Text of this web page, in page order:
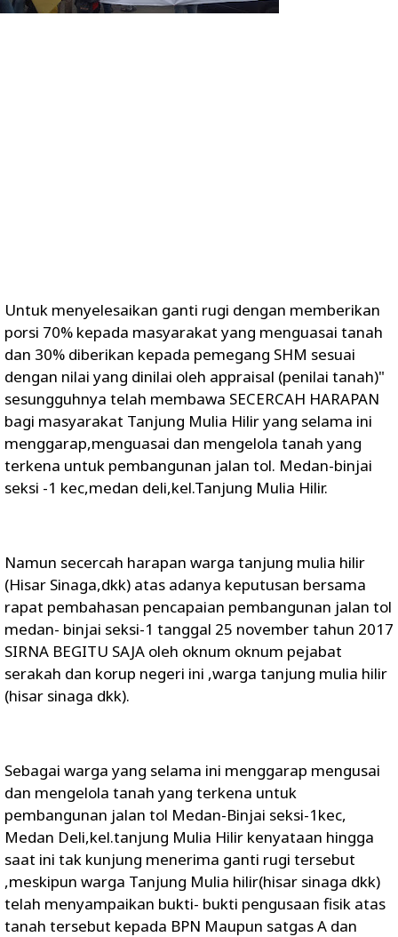
Untuk menyelesaikan ganti rugi dengan memberikan
porsi 70% kepada masyarakat yang menguasai tanah
dan 30% diberikan kepada pemegang SHM sesuai
dengan nilai yang dinilai oleh appraisal (penilai tanah)"
sesungguhnya telah membawa SECERCAH HARAPAN
bagi masyarakat Tanjung Mulia Hilir yang selama ini
menggarap,menguasai dan mengelola tanah yang
terkena untuk pembangunan jalan tol. Medan-binjai
seksi -1 kec,medan deli,kel.Tanjung Mulia Hilir.
Namun secercah harapan warga tanjung mulia hilir
(Hisar Sinaga,dkk) atas adanya keputusan bersama
rapat pembahasan pencapaian pembangunan jalan tol
medan- binjai seksi-1 tanggal 25 november tahun 2017
SIRNA BEGITU SAJA oleh oknum oknum pejabat
serakah dan korup negeri ini ,warga tanjung mulia hilir
(hisar sinaga dkk).
Sebagai warga yang selama ini menggarap mengusai
dan mengelola tanah yang terkena untuk
pembangunan jalan tol Medan-Binjai seksi-1kec,
Medan Deli,kel.tanjung Mulia Hilir kenyataan hingga
saat ini tak kunjung menerima ganti rugi tersebut
,meskipun warga Tanjung Mulia hilir(hisar sinaga dkk)
telah menyampaikan bukti- bukti pengusaan fisik atas
tanah tersebut kepada BPN Maupun satgas A dan